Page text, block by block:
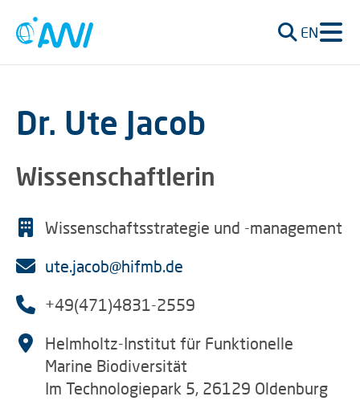
EN
Dr. Ute Jacob
Wissenschaftlerin
Wissenschaftsstrategie und -management
ute.jacob@hifmb.de
+49(471)4831-2559
Helmholtz-Institut für Funktionelle
Marine Biodiversität
Im Technologiepark 5, 26129 Oldenburg